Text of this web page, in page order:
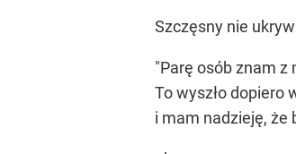
Szczęsny nie
"Parę osób znam z
To wyszło dopiero
i mam nadzieję, że